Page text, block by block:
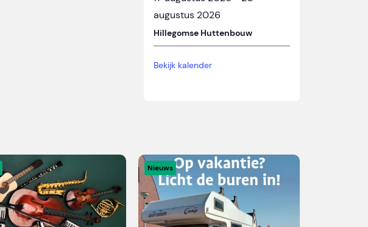
augustus 2026
Hillegomse Huttenbouw
Bekijk kalender
Nieuws